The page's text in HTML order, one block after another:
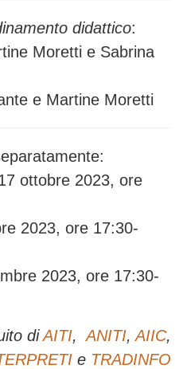
didattico:
Moretti e Sabrina
e Martine Moretti
ottobre 2023, ore
2023, ore 17:30-
2023, ore 17:30-
diAITI,ANITI,AIIC,
e TRADINFO